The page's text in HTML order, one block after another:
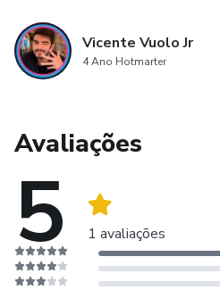
poder usar onde quiser!
Chegou a sua hora de passar
Vicente Vuolo Jr
4 Ano Hotmarter
Avaliações
5 1 avaliações